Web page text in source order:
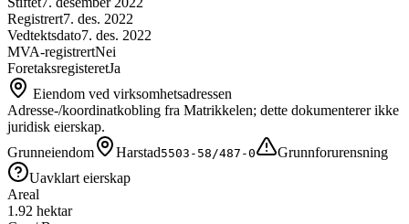
Registrert7. des. 2022
Vedtektsdato7. des. 2022
MVA-registrertNei
ForetaksregisteretJa
Eiendom ved virksomhetsadressen
Adresse-/koordinatkobling fra Matrikkelen; dette dokumenterer ikke
juridisk eierskap.
Grunneiendom
Harstad5503-58/487-0
Grunnforurensning
Uavklart eierskap
Areal
1.92 hektar